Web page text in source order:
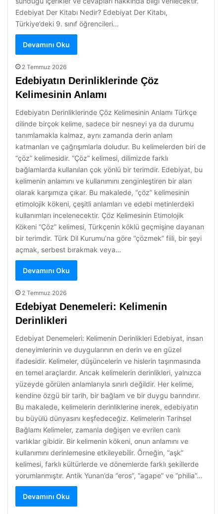
Edebiyat Der Kitabı Nedir? Edebiyat Der Kitabı,
Türkiye’deki 9. sınıf öğrencileri…
Devamını Oku
2 Temmuz 2026
Edebiyatın Derinliklerinde Çöz
Kelimesinin Anlamı
Edebiyatın Derinliklerinde Çöz Kelimesinin Anlamı Türkçe
dilinde birçok kelime, sadece bir nesneyi ya da durumu
tanımlamakla kalmaz, aynı zamanda derin anlam
katmanları ve çağrışımlarla doludur. Bu kelimelerden biri de
“çöz” kelimesidir. “Çöz” kelimesi, dilimizde farklı
bağlamlarda kullanılan çok yönlü bir terimdir. Edebiyat, bu
kelimenin anlamını ve kullanımını zenginleştiren bir alan
olarak karşımıza çıkar. Bu makalede, “çöz” kelimesinin
etimolojik kökeni, çeşitli anlamları ve edebi metinlerdeki
kullanımları incelenecektir. Çöz Kelimesinin Etimolojik
Kökeni “Çöz” kelimesi, Türkçenin köklü geçmişine dayanan
bir terimdir. Türk Dil Kurumu’na göre “çözmek” fiili, bir şeyi
açmak, serbest bırakmak veya…
Devamını Oku
2 Temmuz 2026
Edebiyat Denemeleri: Kelimenin
Derinlikleri
Edebiyat Denemeleri: Kelimenin Derinlikleri Edebiyat, insan
deneyimlerinin ve duygularının en derin ve en güzel
ifadesidir. Kelimeler, düşüncelerin ve hislerin taşınmasında
en temel araçlardır. Ancak kelimelerin derinlikleri, yalnızca
yüzeyde görülen anlamlarıyla sınırlı değildir. Her kelime,
kendine özgü bir tarih, bir bağlam ve bir duygu barındırır.
Bu makalede, kelimelerin derinliklerine inerek, edebiyatın
bu büyülü dünyasını keşfedeceğiz. Kelimelerin Tarihsel
Bağlamı Kelimeler, zamanla değişen ve evrilen canlı
varlıklar gibidir. Bir kelimenin kökeni, onun anlamını ve
kullanımını derinlemesine etkileyebilir. Örneğin, “aşk”
kelimesi, farklı kültürlerde ve dönemlerde farklı şekillerde
yorumlanmıştır. Antik Yunan’da “eros”, “agape” ve “philia”…
Devamını Oku